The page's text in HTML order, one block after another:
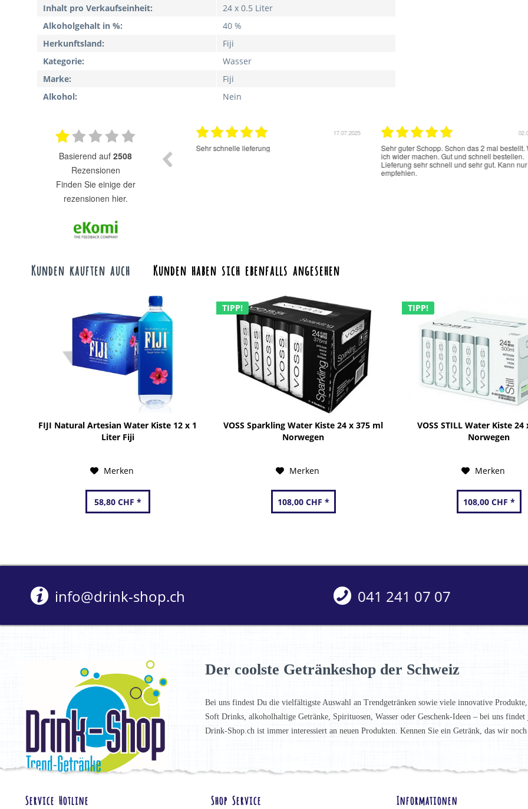
Inhalt pro Verkaufseinheit:
24 x 0.5 Liter
Alkoholgehalt in %:
40 %
Herkunftsland:
Fiji
Kategorie:
Wasser
Marke:
Fiji
Alkohol:
Nein
basierend auf 2508
Rezensionen
finden Sie einige der
rezensionen hier.
17.07.2025
Sehr schnelle lieferung
Sehr guter Schopp. Schon das 2 mal bestellt.
ich wider machen. Gut und schnell bestellen.
Lieferung sehr schnell und sehr gut. Kann nur
empfehlen.
Kunden kauften auch Kunden haben sich ebenfalls angesehen
FIJI Natural Artesian Water Kiste 12 x 1
Liter Fiji
Merken
58,80 CHF *
TIPP!
VOSS Sparkling Water Kiste 24 x 375 ml
Norwegen
Merken
108,00 CHF *
TIPP!
VOSS STILL Water Kiste 24
Norwegen
Merken
108,00 CHF *
info@drink-shop.ch 041 241 07 07
Der coolste Getränkeshop der Schweiz
Bei uns findest Du die vielfältigste Auswahl an Trendgetränken sowie viele innovative
Soft Drinks, alkoholhaltige Getränke, Spirituosen, Wasser oder Geschenk-Ideen – bei uns
Drink-Shop.ch ist immer interessiert an neuen Produkten. Kennen Sie ein Getränk, das wir
Service Hotline Shop Service Informationen